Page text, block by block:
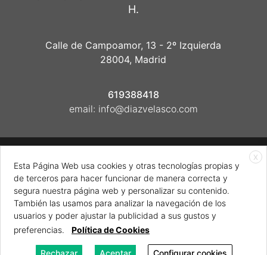
H.
Calle de Campoamor, 13 - 2º Izquierda
28004, Madrid
619388418
email: info@diazvelasco.com
Powered by ESSENZIAL| Copyright © 2026 Díaz
Velasco Abogados
X
Esta Página Web usa cookies y otras tecnologías propias y
de terceros para hacer funcionar de manera correcta y
segura nuestra página web y personalizar su contenido.
También las usamos para analizar la navegación de los
usuarios y poder ajustar la publicidad a sus gustos y
preferencias.
Política de Cookies
Rechazar Aceptar Configurar cookies